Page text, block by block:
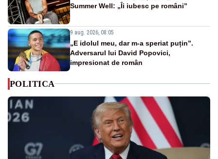
Summer Well: „Îi iubesc pe români”
9 aug. 2026, 08:05
„E idolul meu, dar m-a speriat puțin”.
Adversarul lui David Popovici,
impresionat de român
POLITICA